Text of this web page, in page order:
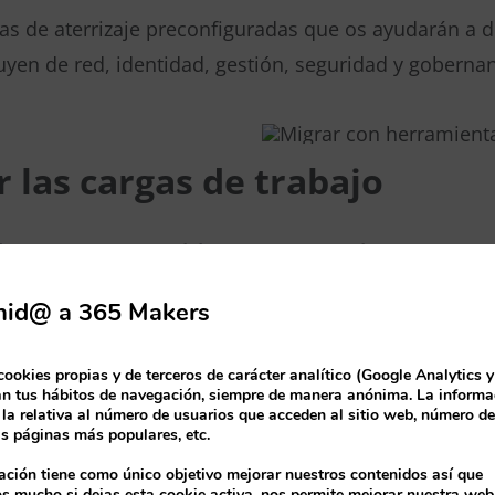
de aterrizaje preconfiguradas que os ayudarán
de red, identidad, gestión, seguridad y
las cargas de trabajo
que facilitan el trabajo
Microsoft cuenta con herramienta como Azure
todas las herramientas y la ayuda necesaria para
del proceso desde un panel central de control.
a 365 Makers
propias y de terceros de carácter analítico (Google Analytics y
tus hábitos de navegación, siempre de manera anónima. La
relativa al número de usuarios que acceden al sitio web, número
páginas más populares, etc.
tiene como único objetivo mejorar nuestros contenidos así que